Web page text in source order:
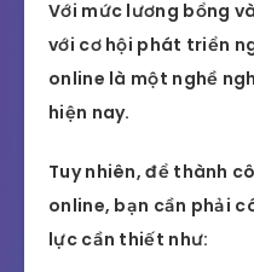
Với mức lương bổng
với cơ hội phát triển
online là một nghề
hiện nay.
Tuy nhiên, để thành
online, bạn cần phải
lực cần thiết như: